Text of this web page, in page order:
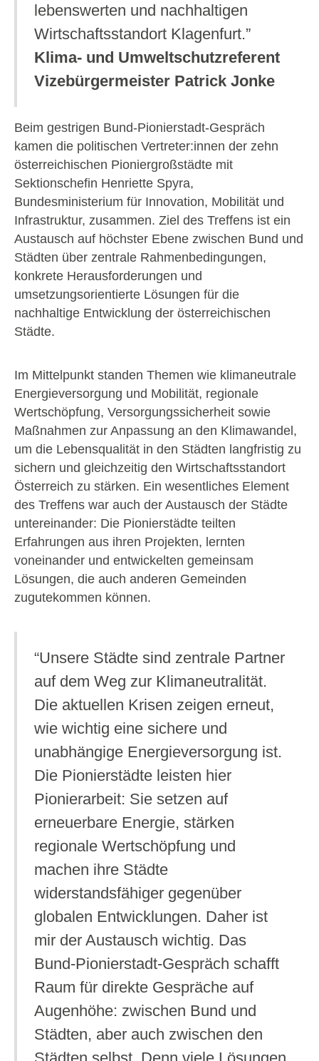
lebenswerten und nachhaltigen
Wirtschaftsstandort Klagenfurt.”
Klima- und Umweltschutzreferent
Vizebürgermeister Patrick Jonke
Beim gestrigen Bund-Pionierstadt-Gespräch
kamen die politischen Vertreter:innen der zehn
österreichischen Pioniergroßstädte mit
Sektionschefin Henriette Spyra,
Bundesministerium für Innovation, Mobilität und
Infrastruktur, zusammen. Ziel des Treffens ist ein
Austausch auf höchster Ebene zwischen Bund und
Städten über zentrale Rahmenbedingungen,
konkrete Herausforderungen und
umsetzungsorientierte Lösungen für die
nachhaltige Entwicklung der österreichischen
Städte.
Im Mittelpunkt standen Themen wie klimaneutrale
Energieversorgung und Mobilität, regionale
Wertschöpfung, Versorgungssicherheit sowie
Maßnahmen zur Anpassung an den Klimawandel,
um die Lebensqualität in den Städten langfristig zu
sichern und gleichzeitig den Wirtschaftsstandort
Österreich zu stärken. Ein wesentliches Element
des Treffens war auch der Austausch der Städte
untereinander: Die Pionierstädte teilten
Erfahrungen aus ihren Projekten, lernten
voneinander und entwickelten gemeinsam
Lösungen, die auch anderen Gemeinden
zugutekommen können.
“Unsere Städte sind zentrale Partner
auf dem Weg zur Klimaneutralität.
Die aktuellen Krisen zeigen erneut,
wie wichtig eine sichere und
unabhängige Energieversorgung ist.
Die Pionierstädte leisten hier
Pionierarbeit: Sie setzen auf
erneuerbare Energie, stärken
regionale Wertschöpfung und
machen ihre Städte
widerstandsfähiger gegenüber
globalen Entwicklungen. Daher ist
mir der Austausch wichtig. Das
Bund-Pionierstadt-Gespräch schafft
Raum für direkte Gespräche auf
Augenhöhe: zwischen Bund und
Städten, aber auch zwischen den